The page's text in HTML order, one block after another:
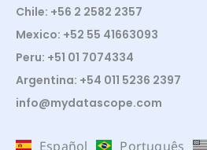
Chile: +56 2 2582 2357
Mexico: +52 55 41663093
Peru: +51 01 7074334
Argentina: +54 011 5236 2397
info@mydatascope.com
Español Português